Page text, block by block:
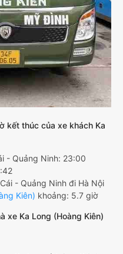
kết thúc của xe khách Ka
- Quảng Ninh: 23:00
- Quảng Ninh đi Hà Nội
Kiên) khoảng: 5.7 giờ
xe Ka Long (Hoàng Kiên)